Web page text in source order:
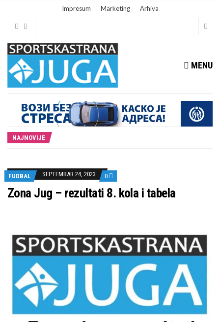
Impresum Marketing Arhiva
MENU
NAJNOVIJE
FUDBAL SEPTEMBAR 24, 2023 0
Zona Jug – rezultati 8. kola i tabela